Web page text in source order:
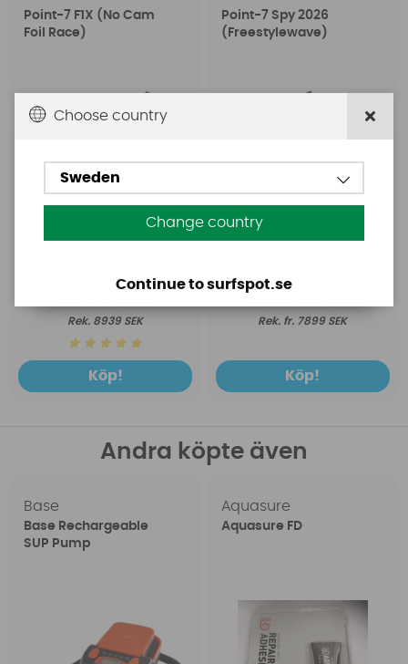
Point-7 F1X (No Cam
Foil Race)
8939 SEK
Köp!
Point-7 Spy 2026
(Freestylewave)
fr. 7899 SEK
Köp!
Andra köpte även
Base
Base Rechargeable
SUP Pump
Aquasure
Aquasure FD
Choose country
Sweden
Change country
Continue to surfspot.se